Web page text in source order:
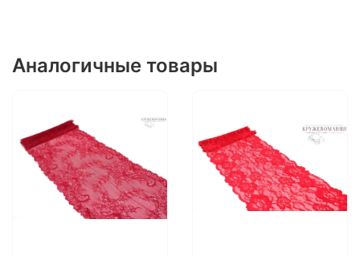
Аналогичные товары